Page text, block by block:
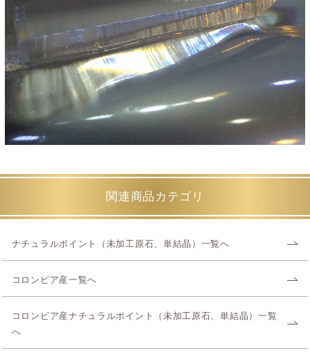
関連商品カテゴリ
ナチュラルポイント（未加工原石、単結晶）一覧へ
コロンビア産一覧へ
コロンビア産ナチュラルポイント（未加工原石、単結晶）一覧
へ